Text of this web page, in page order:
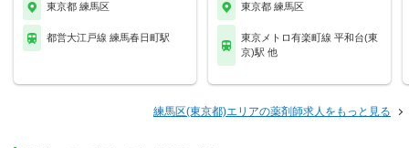
東京都 練馬区
都営大江戸線 練馬春日町駅
東京都 練馬区
東京メトロ有楽町線 平和台(東
京)駅 他
練馬区(東京都)エリアの薬剤師求人をもっと見る